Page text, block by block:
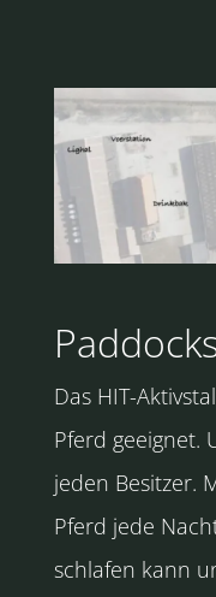
Das HIT-
Pferd geeignet.
jeden Besitzer.
Pferd jede
schlafen kann